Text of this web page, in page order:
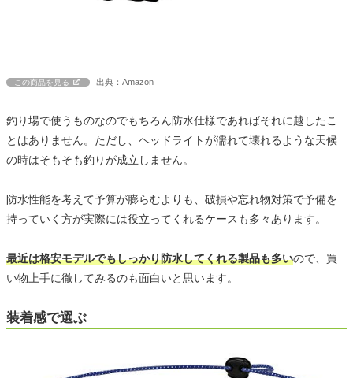
この商品を見る 出典：Amazon
釣り場で使うものなのでもちろん防水仕様であればそれに越したこ
とはありません。ただし、ヘッドライトが濡れて壊れるような天候
の時はそもそも釣りが成立しません。
防水性能を考えて予算が膨らむよりも、破損や忘れ物対策で予備を
持っていく方が実際には役立ってくれるケースも多々あります。
最近は格安モデルでもしっかり防水してくれる製品も多いので、買
い物上手に徹してみるのも面白いと思います。
装着感で選ぶ